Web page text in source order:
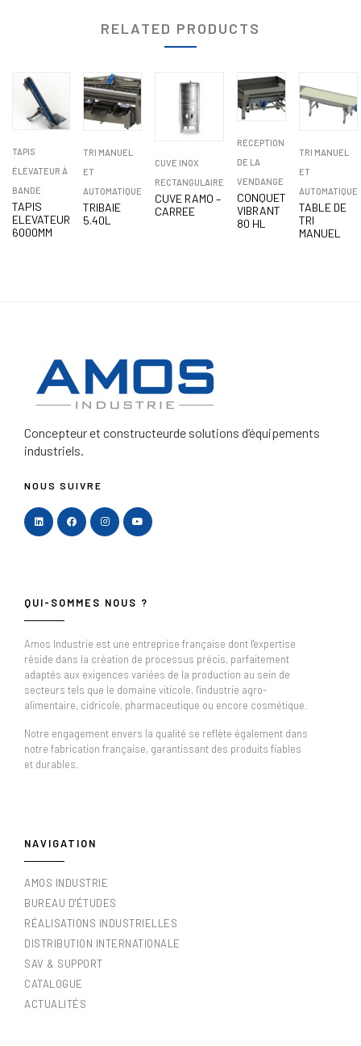
RELATED PRODUCTS
TAPIS
ÉLÉVATEUR À
BANDE
TAPIS
ELEVATEUR
6000MM
TRI MANUEL
ET
AUTOMATIQUE
TRIBAIE
5.40L
CUVE INOX
RECTANGULAIRE
CUVE RAMO –
CARREE
RÉCEPTION
DE LA
VENDANGE
CONQUET
VIBRANT
80 HL
TRI MANUEL
ET
AUTOMATIQUE
TABLE DE
TRI
MANUEL
Concepteur et constructeurde solutions d’équipements
industriels.
NOUS SUIVRE
QUI-SOMMES NOUS ?
Amos Industrie est une entreprise française dont l'expertise
réside dans la création de processus précis, parfaitement
adaptés aux exigences variées de la production au sein de
secteurs tels que le domaine viticole, l'industrie agro-
alimentaire, cidricole, pharmaceutique ou encore cosmétique.
Notre engagement envers la qualité se reflète également dans
notre fabrication française, garantissant des produits fiables
et durables.
NAVIGATION
AMOS INDUSTRIE
BUREAU D'ÉTUDES
RÉALISATIONS INDUSTRIELLES
DISTRIBUTION INTERNATIONALE
SAV & SUPPORT
CATALOGUE
ACTUALITÉS